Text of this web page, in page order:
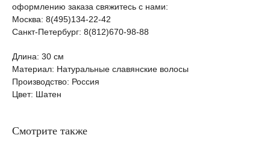
оформлению заказа свяжитесь с нами:
Москва: 8(495)134-22-42
Санкт-Петербург: 8(812)670-98-88
Длина: 30 см
Материал: Натуральные славянские волосы
Производство: Россия
Цвет: Шатен
Смотрите также